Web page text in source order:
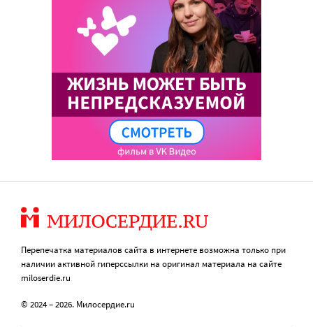
Перепечатка материалов сайта в интернете возможна только при
наличии активной гиперссылки на оригинал материала на сайте
miloserdie.ru
© 2024 – 2026. Милосердие.ru